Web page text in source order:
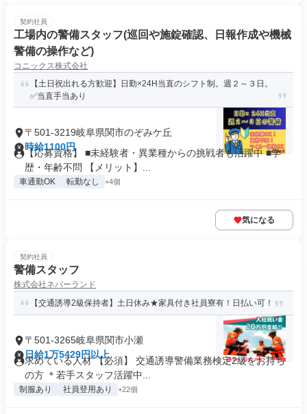
契約社員
工場内の警備スタッフ(巡回や施錠確認、日報作成や機械
警備の操作など)
コニックス株式会社
【土日祝出れる方歓迎】日勤×24H当直のシフト制。週２～３日。
✅当直手当あり
〒501-3219岐阜県関市のぞみケ丘
時給1100円
【応募資格】 ■未経験者・異業種からの挑戦者も活躍中 ■学
歴・年齢不問 【メリット】...
車通勤OK 転勤なし +4個
気になる
契約社員
警備スタッフ
株式会社ネバーランド
【交通誘導2級保持者】土日休み★家具付き社員寮有！日払い可！
〒501-3265岐阜県関市小瀬
日給1万5429円以上
求めている人材 【必須】 交通誘導警備業務検定2級をお持ち
の方 ＊若手スタッフ活躍中...
制服あり 社員登用あり +22個